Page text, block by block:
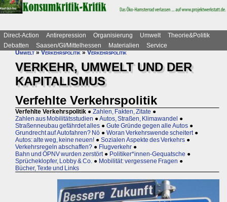
Direct-Action Antirepression Organisierung Umwelt
Theorie&Politik
Debatten
Saasen/GI/Mittelhessen Materialien
Service
Umwelt»Verkehrspolitik»Verkehrspolitik
VERKEHR, UMWELT UND DER
KAPITALISMUS
Verfehlte Verkehrspolitik
Verfehlte Verkehrspolitik ● Zahlen, Fakten, Zitate ●
Zahlen aus Mobilitätsstudien ●Autos, Straßen, Klimawandel ●
Straßenneubau gefährdet alles ● Gute Gründe gegen alle Autos ●
Grundrecht auf Autofahren? Nö ● Woran Verkehrswende scheitert ●
Autos: alte weg, keine neuen! ● Sozialen Aspekte des Verkehrs ●
Verkehrsregeln abschaffen? ● Flugverkehr ●
Bahn und ÖPNV wurden zerstört ● Politiker*innen-Gequatsche ●
Sprücheklopfer, Lobby & Co. ● Mobilität: vergessene Fragen ●
Bücher, Texte und Links